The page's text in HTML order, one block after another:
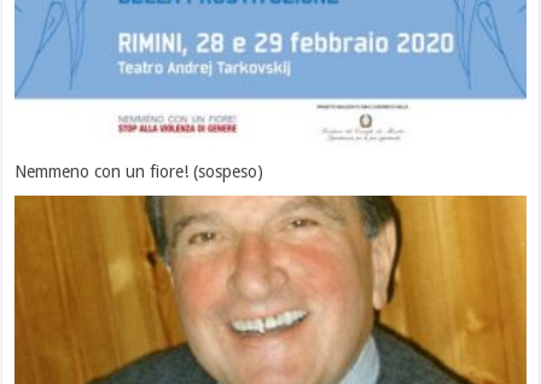
Nemmeno con un fiore! (sospeso)